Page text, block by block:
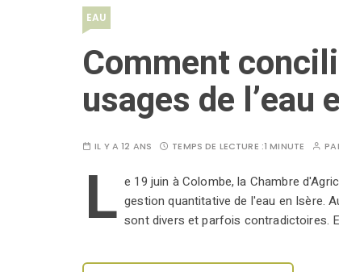
EAU
Comment
usages de l’eau
IL Y A 12 ANS TEMPS DE LECTURE :1 MINUTE
L e 19 juin à Colombe, la Chambre
gestion quantitative de l'eau en Isère.
sont divers et parfois contradictoires.